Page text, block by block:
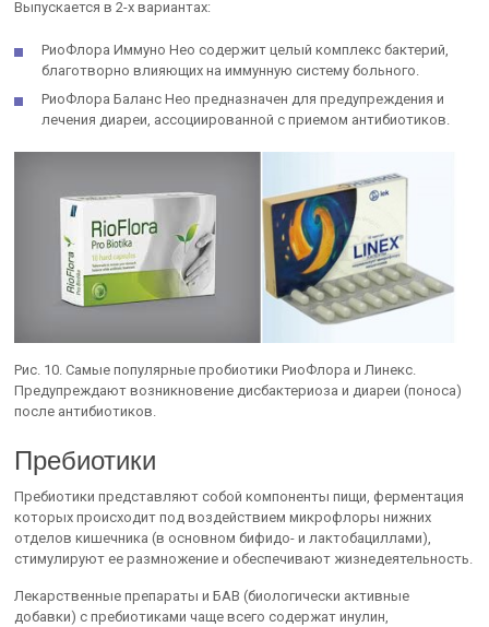
Выпускается в 2-х вариантах:
РиоФлора Иммуно Нео содержит целый комплекс бактерий,
благотворно влияющих на иммунную систему больного.
РиоФлора Баланс Нео предназначен для предупреждения и
лечения диареи, ассоциированной с приемом антибиотиков.
Рис. 10. Самые популярные пробиотики РиоФлора и Линекс.
Предупреждают возникновение дисбактериоза и диареи (поноса)
после антибиотиков.
Пребиотики
Пребиотики представляют собой компоненты пищи, ферментация
которых происходит под воздействием микрофлоры нижних
отделов кишечника (в основном бифидо- и лактобациллами),
стимулируют ее размножение и обеспечивают жизнедеятельность.
Лекарственные препараты и БАВ (биологически активные
добавки) с пребиотиками чаще всего содержат инулин,